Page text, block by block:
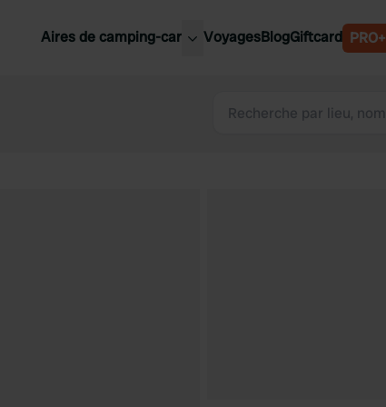
Aires de camping-car
Slovénie
VoyagesBlogGiftcard PRO+